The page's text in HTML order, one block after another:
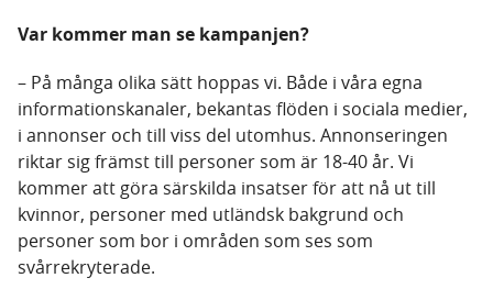
Var kommer man se kampanjen?
– På många olika sätt hoppas vi. Både i våra egna
informationskanaler, bekantas flöden i sociala medier,
i annonser och till viss del utomhus. Annonseringen
riktar sig främst till personer som är 18-40 år. Vi
kommer att göra särskilda insatser för att nå ut till
kvinnor, personer med utländsk bakgrund och
personer som bor i områden som ses som
svårrekryterade.